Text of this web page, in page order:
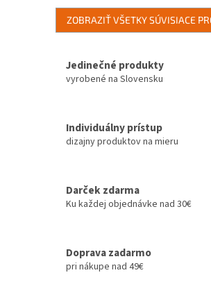
ZOBRAZIŤ VŠETKY SÚVISIACE
Jedinečné produkty
vyrobené na Slovensku
Individuálny prístup
dizajny produktov na mieru
Darček zdarma
Ku každej objednávke nad 30€
Doprava zadarmo
pri nákupe nad 49€